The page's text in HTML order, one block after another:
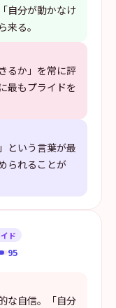
自分が動かなけ
る。
るか」を常に評
最もプライドを
という言葉が最
られることが
ド
95
な自信。「自分